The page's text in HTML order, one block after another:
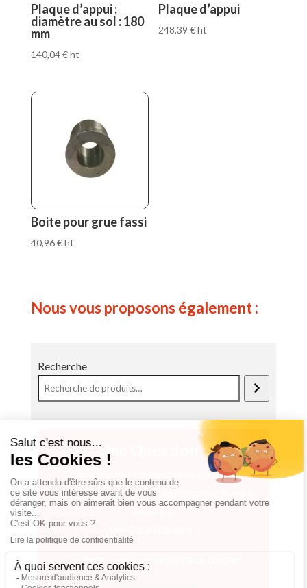
Plaque d’appui :
diamètre au sol : 180
mm
140,04€ht
Plaque d’appui
248,39€ht
Boite pour grue fassi
40,96€ht
Nous vous proposons également :
Recherche
Une Question ?
Contactez directement le magasin. Les
équipes Lerouge pourront répondre à votre
Où rendez-vous sur notre page contact.